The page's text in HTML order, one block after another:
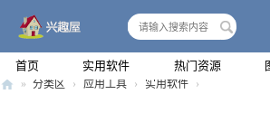
首页 实用软件 热门资源
» 分类区 › 应用工具 › 实用软件 ›